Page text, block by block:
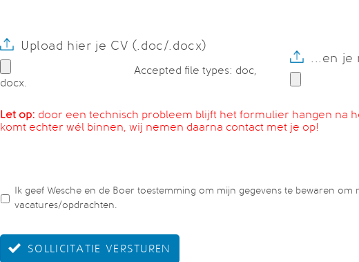
Upload hier je CV (.doc/.docx)
Accepted file types: doc,
docx.
...en je
Let op: door een technisch probleem blijft het formulier hangen na
komt echter wél binnen, wij nemen daarna contact met je op!
Ik geef Wesche en de Boer toestemming om mijn gegevens te bewaren
vacatures/opdrachten.